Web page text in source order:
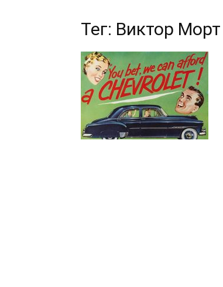
Тег: Виктор Морт